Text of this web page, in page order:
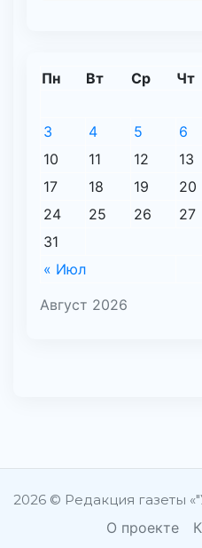
Август 2026
Пн Вт Ср Чт
« Июл
3
4 5 6
10
11 12 13
17
18 19 20
24
25 26 27
31
2026 © Редакция газеты
О проекте